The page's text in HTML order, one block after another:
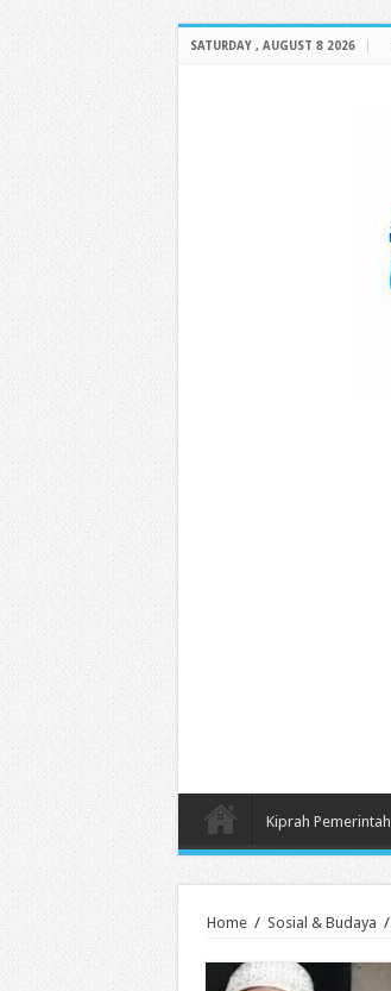
SATURDAY , AUGUST 8 2026
Kiprah Pemerintah
Home / Sosial & Budaya /